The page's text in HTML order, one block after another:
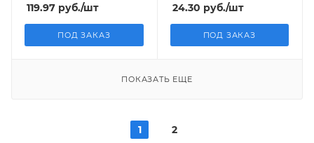
119.97 руб./шт
ПОД ЗАКАЗ
24.30 руб./шт
ПОД ЗАКАЗ
ПОКАЗАТЬ ЕЩЕ
1 2